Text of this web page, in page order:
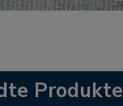
Produkte